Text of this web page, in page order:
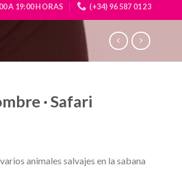
A 19:00 HORAS (+34) 96 587 01 23
· Safari
animales salvajes en la sabana